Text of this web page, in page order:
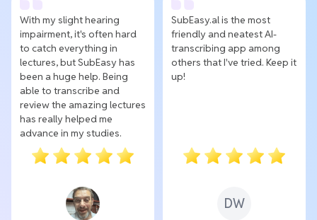
With my slight hearing
impairment, it's often hard
to catch everything in
lectures, but SubEasy has
been a huge help. Being
able to transcribe and
review the amazing lectures
has really helped me
advance in my studies.
SubEasy.al is the most
friendly and neatest AI-
transcribing app among
others that I've tried. Keep it
up!
DW